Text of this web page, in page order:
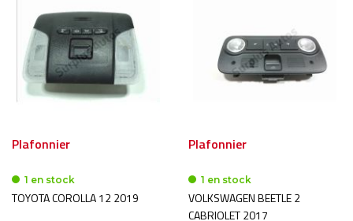
Plafonnier
1 en stock
TOYOTA COROLLA 12 2019
Plafonnier
1 en stock
VOLKSWAGEN BEETLE 2
CABRIOLET 2017